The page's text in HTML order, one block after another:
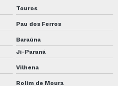
Touros
Pau dos Ferros
Baraúna
Ji-Paraná
Vilhena
Rolim de Moura